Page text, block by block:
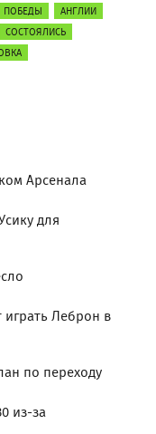
ПОБЕДЫ
АНГЛИИ
СОСТОЯЛИСЬ
Арсенала
для
играть Леброн в
по переходу
из-за